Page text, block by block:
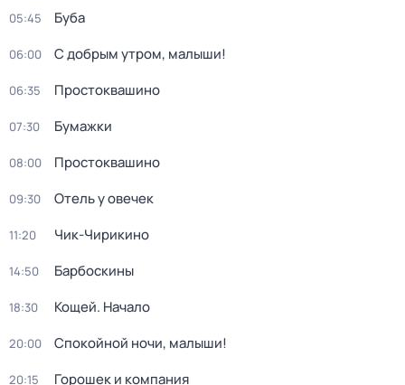
05:45 Буба
06:00 С добрым утром, малыши!
06:35 Простоквашино
07:30 Бумажки
08:00 Простоквашино
09:30 Отель у овечек
11:20 Чик-Чирикино
14:50 Барбоскины
18:30 Кощей. Начало
20:00 Спокойной ночи, малыши!
20:15 Горошек и компания